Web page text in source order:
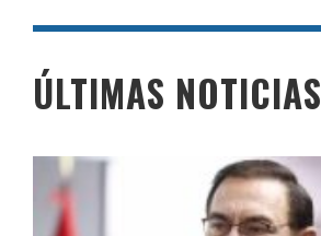
ÚLTIMAS NOTICIAS